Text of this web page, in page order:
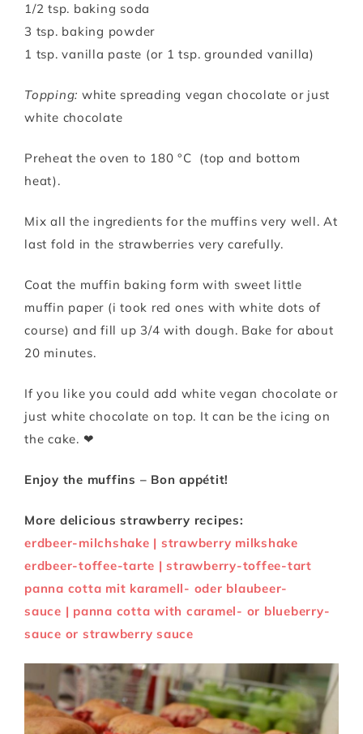
1/2 tsp. baking soda
3 tsp. baking powder
1 tsp. vanilla paste (or 1 tsp. grounded vanilla)
Topping: white spreading vegan chocolate or just
white chocolate
Preheat the oven to 180 °C (top and bottom
heat).
Mix all the ingredients for the muffins very well. At
last fold in the strawberries very carefully.
Coat the muffin baking form with sweet little
muffin paper (i took red ones with white dots of
course) and fill up 3/4 with dough. Bake for about
20 minutes.
If you like you could add white vegan chocolate or
just white chocolate on top. It can be the icing on
the cake. ❤
Enjoy the muffins – Bon appétit!
More delicious strawberry recipes:
erdbeer-milchshake | strawberry milkshake
erdbeer-toffee-tarte | strawberry-toffee-tart
panna cotta mit karamell- oder blaubeer-
sauce | panna cotta with caramel- or blueberry-
sauce or strawberry sauce